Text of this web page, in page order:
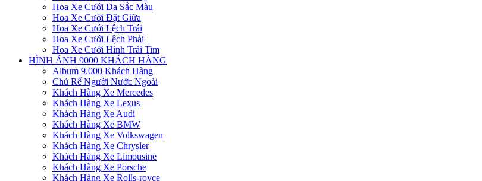
Hoa Xe Cưới Đa Sắc Màu
Hoa Xe Cưới Đặt Giữa
Hoa Xe Cưới Lệch Trái
Hoa Xe Cưới Lệch Phải
Hoa Xe Cưới Hình Trái Tim
HÌNH ẢNH 9000 KHÁCH HÀNG
Album 9.000 Khách Hàng
Chú Rể Người Nước Ngoài
Khách Hàng Xe Mercedes
Khách Hàng Xe Lexus
Khách Hàng Xe Audi
Khách Hàng Xe BMW
Khách Hàng Xe Volkswagen
Khách Hàng Xe Chrysler
Khách Hàng Xe Limousine
Khách Hàng Xe Porsche
Khách Hàng Xe Rolls-royce